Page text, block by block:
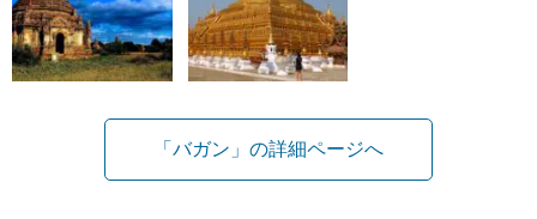
「バガン」の詳細ページへ